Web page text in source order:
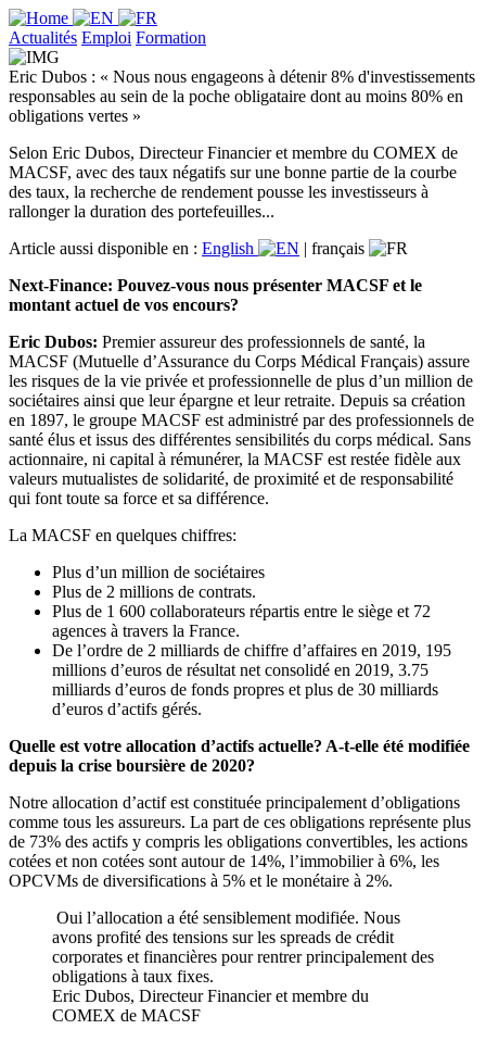
Actualités Emploi Formation
Eric Dubos : « Nous nous engageons à détenir 8% d'investissements
responsables au sein de la poche obligataire dont au moins 80% en
obligations vertes »
Selon Eric Dubos, Directeur Financier et membre du COMEX de
MACSF, avec des taux négatifs sur une bonne partie de la courbe
des taux, la recherche de rendement pousse les investisseurs à
rallonger la duration des portefeuilles...
Article aussi disponible en : English | français
Next-Finance: Pouvez-vous nous présenter MACSF et le
montant actuel de vos encours?
Eric Dubos: Premier assureur des professionnels de santé, la
MACSF (Mutuelle d’Assurance du Corps Médical Français) assure
les risques de la vie privée et professionnelle de plus d’un million de
sociétaires ainsi que leur épargne et leur retraite. Depuis sa création
en 1897, le groupe MACSF est administré par des professionnels de
santé élus et issus des différentes sensibilités du corps médical. Sans
actionnaire, ni capital à rémunérer, la MACSF est restée fidèle aux
valeurs mutualistes de solidarité, de proximité et de responsabilité
qui font toute sa force et sa différence.
La MACSF en quelques chiffres:
Plus d’un million de sociétaires
Plus de 2 millions de contrats.
Plus de 1 600 collaborateurs répartis entre le siège et 72
agences à travers la France.
De l’ordre de 2 milliards de chiffre d’affaires en 2019, 195
millions d’euros de résultat net consolidé en 2019, 3.75
milliards d’euros de fonds propres et plus de 30 milliards
d’euros d’actifs gérés.
Quelle est votre allocation d’actifs actuelle? A-t-elle été modifiée
depuis la crise boursière de 2020?
Notre allocation d’actif est constituée principalement d’obligations
comme tous les assureurs. La part de ces obligations représente plus
de 73% des actifs y compris les obligations convertibles, les actions
cotées et non cotées sont autour de 14%, l’immobilier à 6%, les
OPCVMs de diversifications à 5% et le monétaire à 2%.
Oui l’allocation a été sensiblement modifiée. Nous
avons profité des tensions sur les spreads de crédit
corporates et financières pour rentrer principalement des
obligations à taux fixes.
Eric Dubos, Directeur Financier et membre du
COMEX de MACSF